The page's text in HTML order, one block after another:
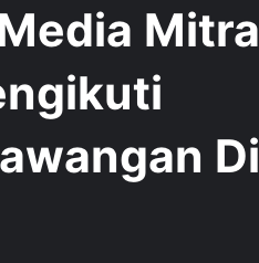
Mitra
Di